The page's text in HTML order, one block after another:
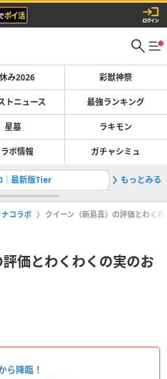
み2026 彩獣神祭
トニュース 最強ランキング
星墓 ラキモン
ボ情報 ガチャシミュ
｜最新版Tier 2彩獣神
もっとみる
コラボ クイーン（新島真）の評価とわく
価とわくわくの実のお
ら降臨！